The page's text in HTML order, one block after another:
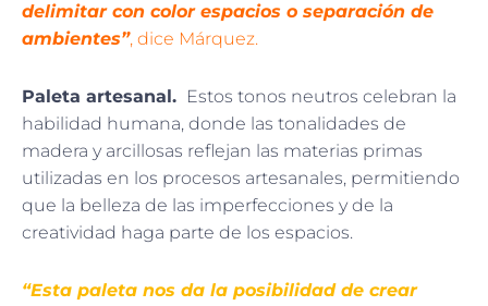
delimitar con color espacios o separación de
ambientes”, dice Márquez.
Paleta artesanal. Estos tonos neutros celebran la
habilidad humana, donde las tonalidades de
madera y arcillosas reflejan las materias primas
utilizadas en los procesos artesanales, permitiendo
que la belleza de las imperfecciones y de la
creatividad haga parte de los espacios.
“Esta paleta nos da la posibilidad de crear